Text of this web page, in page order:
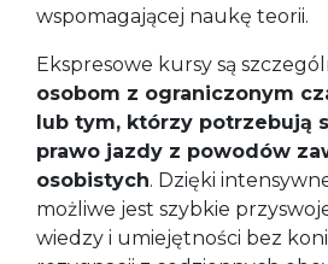
wspomagającej naukę teorii.
Ekspresowe kursy są
osobom z ograniczonym
lub tym, którzy potrzebują
prawo jazdy z powodów
osobistych. Dzięki
możliwe jest szybkie
wiedzy i umiejętności bez